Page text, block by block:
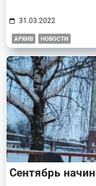
31.03.2022
АРХИВ НОВОСТИ
Сентябрь